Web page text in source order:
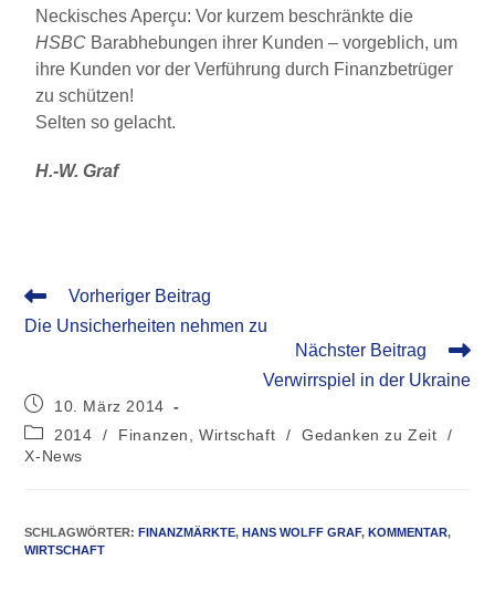
Neckisches Aperçu: Vor kurzem beschränkte die
HSBC Barabhebungen ihrer Kunden – vorgeblich, um
ihre Kunden vor der Verführung durch Finanzbetrüger
zu schützen!
Selten so gelacht.
H.-W. Graf
Vorheriger Beitrag
Die Unsicherheiten nehmen zu
Nächster Beitrag
Verwirrspiel in der Ukraine
10. März 2014
2014
/ Finanzen, Wirtschaft / Gedanken zu Zeit
/
X-News
SCHLAGWÖRTER:FINANZMÄRKTE, HANS WOLFF GRAF, KOMMENTAR,
WIRTSCHAFT